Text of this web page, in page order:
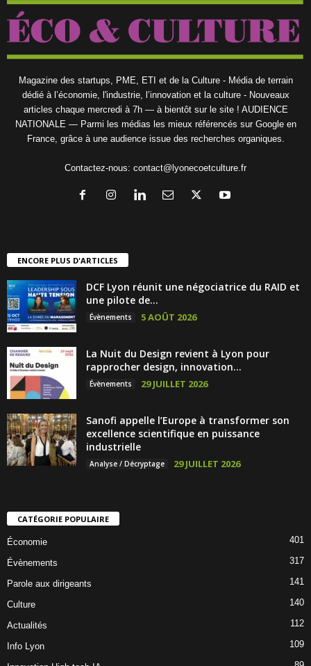
Magazine des startups, PME, ETI et de la Culture - Média de terrain
dédié à l’économie, l'industrie, l’innovation et la culture - Nouveaux
articles chaque mercredi à 7h — à bientôt sur le site ! AUDIENCE
NATIONALE — Parmi les médias les mieux référencés sur Google en
France, grâce à une audience issue des recherches organiques.
Contactez-nous: contact@lyonecoetculture.fr
ENCORE PLUS D'ARTICLES
DCF Lyon réunit une négociatrice du RAID et
une pilote de...
Évènements 5 AOÛT 2026
La Nuit du Design revient à Lyon pour
rapprocher design, innovation...
Évènements 29 JUILLET 2026
Sanofi appelle l’Europe à transformer son
excellence scientifique en puissance
industrielle
Analyse / Décryptage 29 JUILLET 2026
CATÉGORIE POPULAIRE
Économie 401
Évènements 317
Parole aux dirigeants 141
Culture 140
Actualités 112
Info Lyon 109